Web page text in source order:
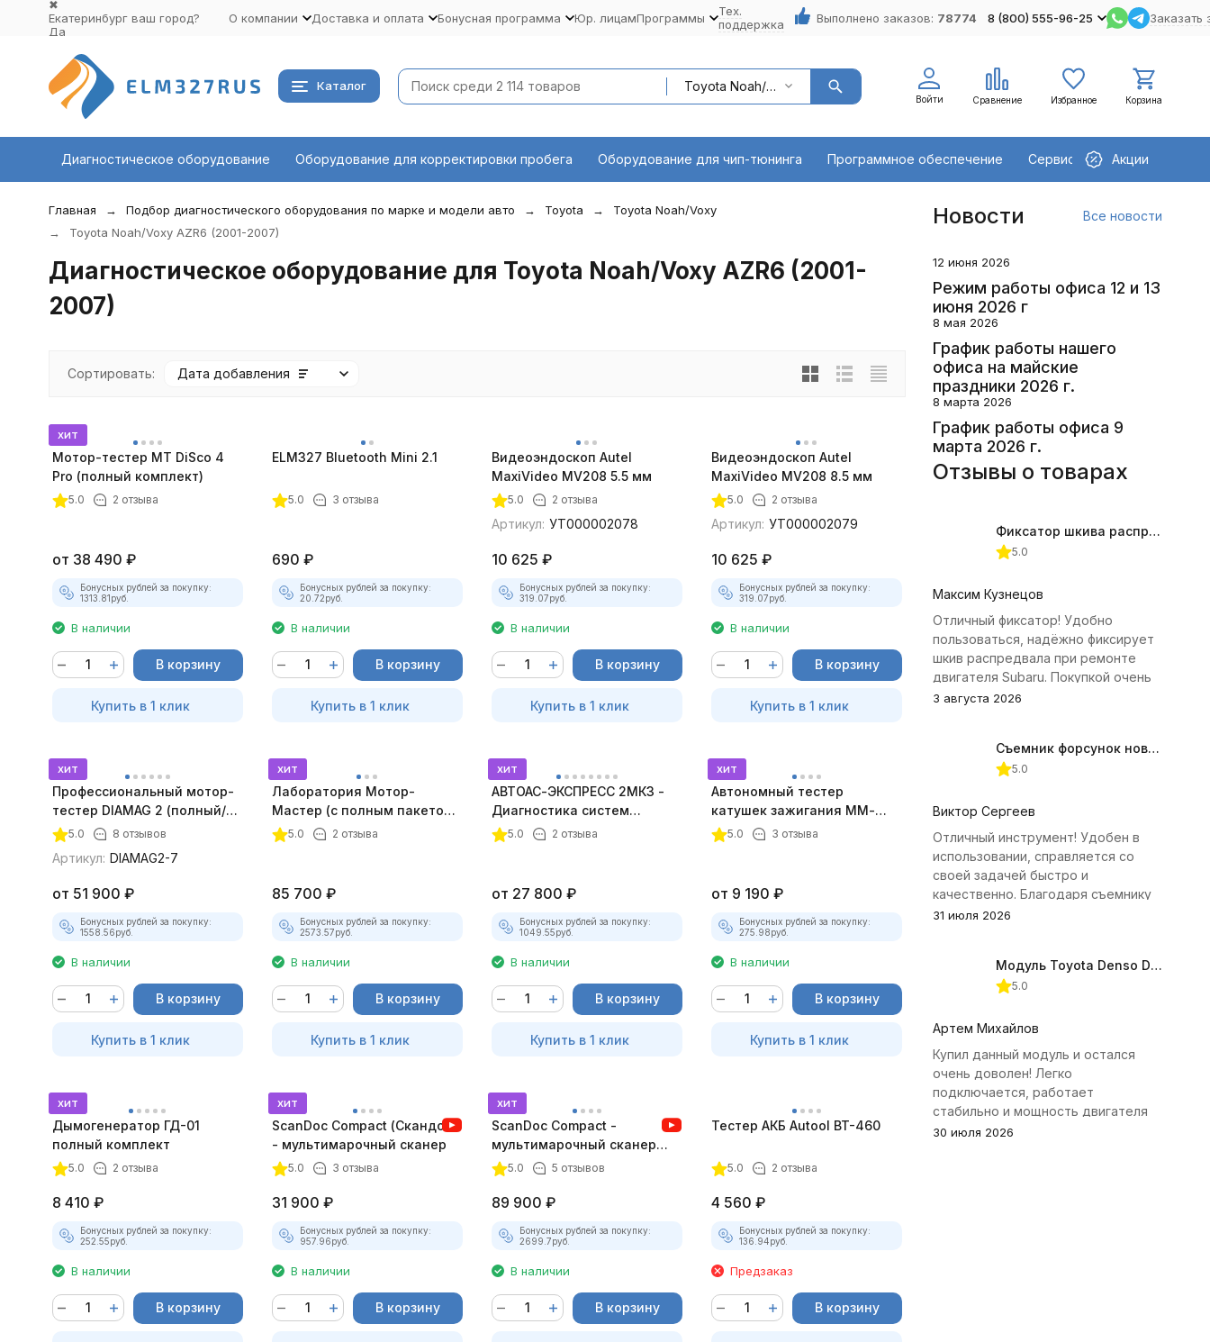
✖
Екатеринбург ваш город?
Да
О компании Доставка и оплата Бонусная программа Юр. лицамПрограммы
Тех.
поддержка
Выполнено заказов: 78774 8 (800) 555-96-25 Заказать
Каталог Toyota Noah/Voxy AZR6 (2001-2007)
Войти Сравнение Избранное Корзина
Диагностическое оборудование Оборудование для корректировки пробега Оборудование для чип-тюнинга Программное обеспечение Сервисное оборудование
Акции
Главная Подбор диагностического оборудования по марке и модели авто Toyota
Toyota Noah/Voxy
Toyota Noah/Voxy AZR6 (2001-2007)
Диагностическое оборудование для Toyota Noah/Voxy AZR6 (2001-
2007)
Сортировать: Дата добавления
хит
Мотор-тестер MT DiSco 4
Pro (полный комплект)
5.0 2 отзыва
от 38 490 ₽
Бонусных рублей за покупку:
1313.81руб.
В наличии
В корзину
Купить в 1 клик
ELM327 Bluetooth Mini 2.1
5.0 3 отзыва
690 ₽
Бонусных рублей за покупку:
20.72руб.
В наличии
В корзину
Купить в 1 клик
Видеоэндоскоп Autel
MaxiVideo MV208 5.5 мм
5.0 2 отзыва
Артикул: УТ000002078
10 625 ₽
Бонусных рублей за покупку:
319.07руб.
В наличии
В корзину
Купить в 1 клик
Видеоэндоскоп Autel
MaxiVideo MV208 8.5 мм
5.0 2 отзыва
Артикул: УТ000002079
10 625 ₽
Бонусных рублей за покупку:
319.07руб.
В наличии
В корзину
Купить в 1 клик
хит
Профессиональный мотор-
тестер DIAMAG 2 (полный/
максимальный комплект)
5.0 8 отзывов
Артикул: DIAMAG2-7
от 51 900 ₽
Бонусных рублей за покупку:
1558.56руб.
В наличии
В корзину
Купить в 1 клик
хит
Лаборатория Мотор-
Мастер (с полным пакетом
лицензий)
5.0 2 отзыва
85 700 ₽
Бонусных рублей за покупку:
2573.57руб.
В наличии
В корзину
Купить в 1 клик
хит
АВТОАС-ЭКСПРЕСС 2МК3 -
Диагностика систем
зажигания
5.0 2 отзыва
от 27 800 ₽
Бонусных рублей за покупку:
1049.55руб.
В наличии
В корзину
Купить в 1 клик
хит
Автономный тестер
катушек зажигания ММ-
ТК-01 (v2) (полный
5.0 3 отзыва
от 9 190 ₽
Бонусных рублей за покупку:
275.98руб.
В наличии
В корзину
Купить в 1 клик
хит
Дымогенератор ГД-01
полный комплект
5.0 2 отзыва
8 410 ₽
Бонусных рублей за покупку:
252.55руб.
В наличии
В корзину
хит
ScanDoc Compact (Скандок)
- мультимарочный сканер
5.0 3 отзыва
31 900 ₽
Бонусных рублей за покупку:
957.96руб.
В наличии
В корзину
хит
ScanDoc Compact -
мультимарочный сканер
(Полный)
5.0 5 отзывов
89 900 ₽
Бонусных рублей за покупку:
2699.7руб.
В наличии
В корзину
Тестер АКБ Autool BT-460
5.0 2 отзыва
4 560 ₽
Бонусных рублей за покупку:
136.94руб.
Предзаказ
В корзину
Новости Все новости
12 июня 2026
Режим работы офиса 12 и 13
июня 2026 г
8 мая 2026
График работы нашего
офиса на майские
праздники 2026 г.
8 марта 2026
График работы офиса 9
марта 2026 г.
Отзывы о товарах
Фиксатор шкива распредвала (Subaru) JTC-4409
5.0
Максим Кузнецов
Отличный фиксатор! Удобно
пользоваться, надёжно фиксирует
шкив распредвала при ремонте
двигателя Subaru. Покупкой очень
доволен.
3 августа 2026
Съемник форсунок новых дизельных двигателей Jonnesway
5.0
Виктор Сергеев
Отличный инструмент! Удобен в
использовании, справляется со
своей задачей быстро и
качественно. Благодаря съемнику
удалось избежать лишних хлопот с
31 июля 2026
Модуль Toyota Denso Diesel 2.8D для ChipTuningPRO
5.0
Артем Михайлов
Купил данный модуль и остался
очень доволен! Легко
подключается, работает
стабильно и мощность двигателя
заметно увеличилась. Рекомендую
30 июля 2026